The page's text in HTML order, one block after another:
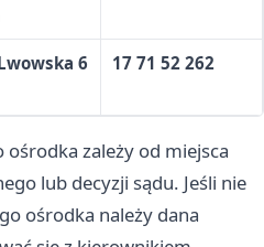
6 17 71 52 262
ośrodka zależy od miejsca
lub decyzji sądu. Jeśli nie
ośrodka należy dana